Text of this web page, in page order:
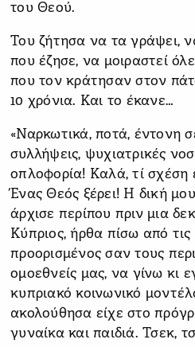
του Θεού.
Του ζήτησα να τα γράψει,
που έζησε, να μοιραστεί
που τον κράτησαν στον
10 χρόνια. Και το έκανε…
«Ναρκωτικά, ποτά, έντονη
συλλήψεις, ψυχιατρικές
οπλοφορία! Καλά, τί σχέση
Ένας Θεός ξέρει! Η δική
άρχισε περίπου πριν μια
Κύπριος, ήρθα πίσω από
προορισμένος σαν τους
ομοεθνείς μας, να γίνω κι
κυπριακό κοινωνικό
ακολούθησα είχε στο
γυναίκα και παιδιά. Τσεκ,